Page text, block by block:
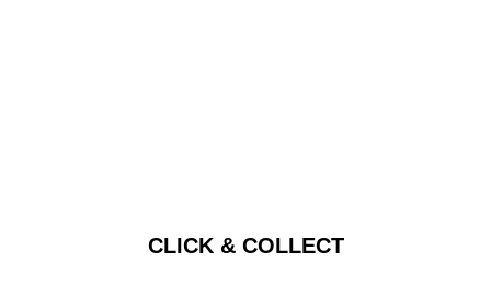
CLICK & COLLECT